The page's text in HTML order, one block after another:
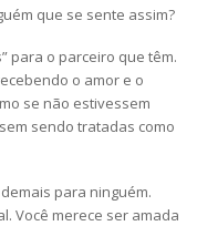
que se sente assim?
para o parceiro que têm.
o amor e o
se não estivessem
sendo tratadas como
para ninguém.
Você merece ser amada